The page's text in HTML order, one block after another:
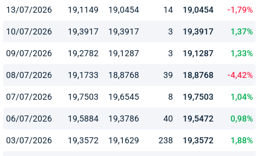
13/07/2026 19,1149 19,0454 14 19,0454 -1,79%
10/07/2026 19,3917 19,3917 3 19,3917 1,37%
09/07/2026 19,2782 19,1287 3 19,1287 1,33%
08/07/2026 19,1733 18,8768 39 18,8768 -4,42%
07/07/2026 19,7503 19,6545 8 19,7503 1,04%
06/07/2026 19,5884 19,3786 40 19,5472 0,98%
03/07/2026 19,3572 19,1629 238 19,3572 1,88%